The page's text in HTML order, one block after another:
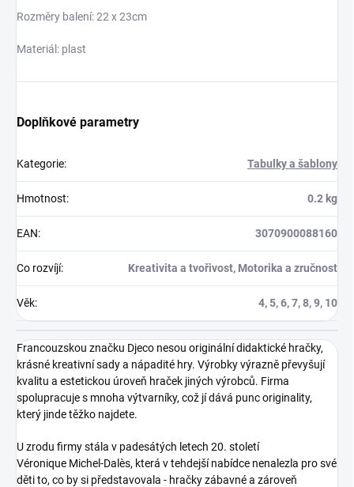
Rozměry balení: 22 x 23cm
Materiál: plast
Doplňkové parametry
Kategorie: Tabulky a šablony
Hmotnost: 0.2 kg
EAN: 3070900088160
Co rozvíjí: Kreativita a tvořivost, Motorika a zručnost
Věk: 4, 5, 6, 7, 8, 9, 10
Francouzskou značku Djeco nesou originální didaktické hračky,
krásné kreativní sady a nápadité hry. Výrobky výrazně převyšují
kvalitu a estetickou úroveň hraček jiných výrobců. Firma
spolupracuje s mnoha výtvarníky, což jí dává punc originality,
který jinde těžko najdete.
U zrodu firmy stála v padesátých letech 20. století
Véronique Michel-Dalès, která v tehdejší nabídce nenalezla pro své
děti to, co by si představovala - hračky zábavné a zároveň